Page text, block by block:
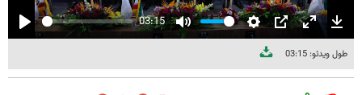
طول ویدئو: 03:15
Play
03:15
Mute Settings
PIP Enter